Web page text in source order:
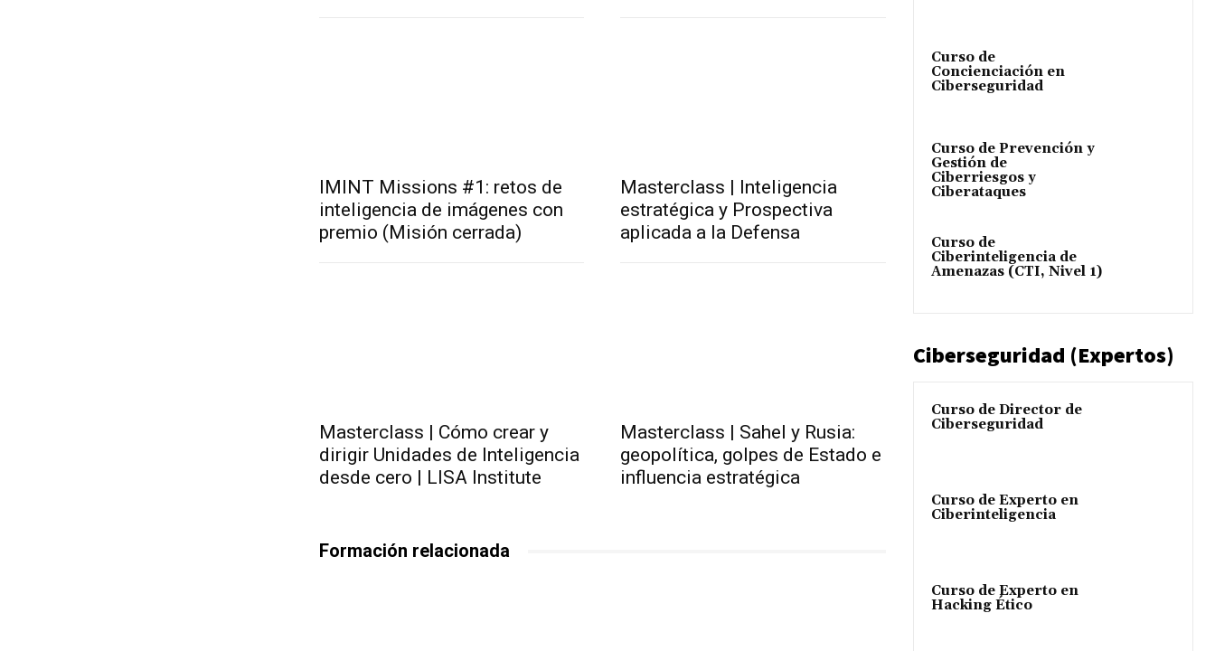
IMINT Missions #1: retos de
inteligencia de imágenes con
premio (Misión cerrada)
Masterclass | Inteligencia
estratégica y Prospectiva
aplicada a la Defensa
Masterclass | Cómo crear y
dirigir Unidades de Inteligencia
desde cero | LISA Institute
Masterclass | Sahel y Rusia:
geopolítica, golpes de Estado e
influencia estratégica
Formación relacionada
Curso de
Concienciación en
Ciberseguridad
Curso de Prevención y
Gestión de
Ciberriesgos y
Ciberataques
Curso de
Ciberinteligencia de
Amenazas (CTI, Nivel 1)
Ciberseguridad (Expertos)
Curso de Director de
Ciberseguridad
Curso de Experto en
Ciberinteligencia
Curso de Experto en
Hacking Ético